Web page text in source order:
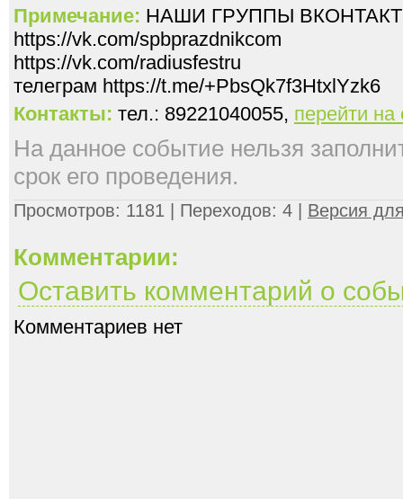
Примечание: НАШИ ГРУППЫ
https://vk.com/spbprazdnikcom
https://vk.com/radiusfestru
телеграм https://t.me/+PbsQk7f3HtxlYzk6
Контакты: тел.: 89221040055, перейти на
На данное событие нельзя
срок его проведения.
Просмотров: 1181 | Переходов: 4 | Версия
Комментарии:
Оставить комментарий о
Комментариев нет